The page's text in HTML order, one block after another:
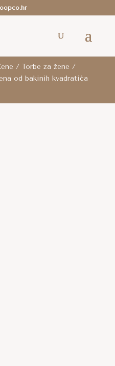
/ Torbe za žene /
od bakinih kvadratića
dana.. /
iznad 100 eura.